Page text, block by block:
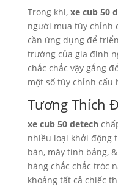
Trong khi, xe cub 50
người mua tùy chỉnh
cần ứng dụng để
trường của gia đình
chắc chắc vậy gắng
một số tùy chỉnh cấu
Tương Thích
xe cub 50 detech
nhiều loại khởi động
bàn, máy tính bảng,
hàng chắc chắc tróc
khoảng tất cả chiếc